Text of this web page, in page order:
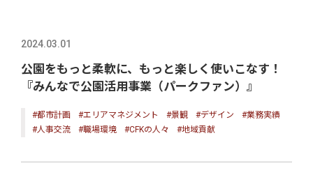
2024.03.01
公園をもっと柔軟に、もっと楽しく使いこなす！
『みんなで公園活用事業（パークファン）』
#都市計画 #エリアマネジメント #景観 #デザイン
#業務実績
#人事交流
#職場環境 #CFKの人々 #地域貢献